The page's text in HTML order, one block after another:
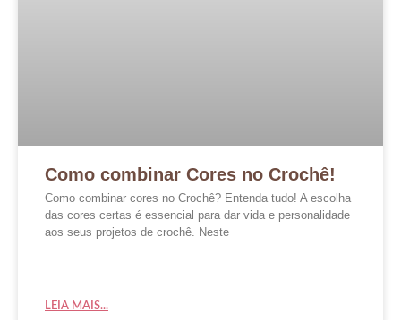
Como combinar Cores no Crochê!
Como combinar cores no Crochê? Entenda tudo! A escolha
das cores certas é essencial para dar vida e personalidade
aos seus projetos de crochê. Neste
LEIA MAIS...